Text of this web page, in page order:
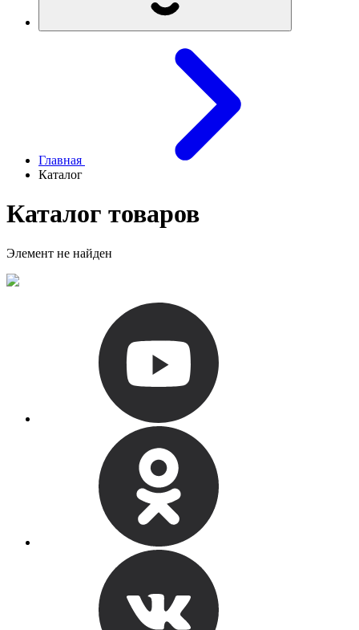
Главная
Каталог
Каталог товаров
Элемент не найден